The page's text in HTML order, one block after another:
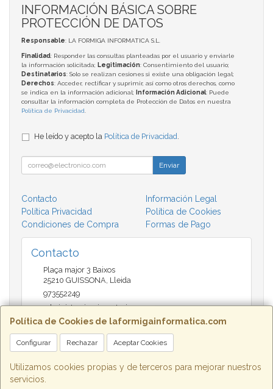
Política de Cookies de laformigainformatica.com
Configurar Rechazar Aceptar Cookies
Utilizamos cookies propias y de terceros para mejorar nuestros
servicios.
INFORMACIÓN BÁSICA SOBRE
PROTECCIÓN DE DATOS
Responsable: LA FORMIGA INFORMATICA S.L.
Finalidad: Responder las consultas planteadas por el usuario y enviarle
la información solicitada; Legitimación: Consentimiento del usuario;
Destinatarios: Solo se realizan cesiones si existe una obligación legal;
Derechos: Acceder, rectificar y suprimir, así como otros derechos, como
se indica en la información adicional;
Información Adicional: Puede
consultar la información completa de Protección de Datos en nuestra
Política de Privacidad.
He leído y acepto la Política de Privacidad.
Enviar
Contacto
Información Legal
Política Privacidad
Política de Cookies
Condiciones de Compra
Formas de Pago
Contacto
Plaça major 3 Baixos
25210 GUISSONA, Lleida
973552249
administracio@insectari.com
Horario
Matí de 9 a 13:30 - Tarda 17 a 20:30